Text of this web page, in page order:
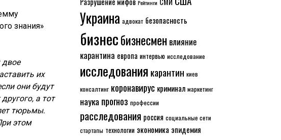
знания»
их
они будут
а тот
тюрьмы.
этом
Рейтинги
Украина адвокат безопасность
бизнесбизнесмен влияние
карантина европа интервью исследование
исследования карантин киев
консалтинг коронавирус криминал маркетинг
наука прогноз профессии
расследования россия социальные сети
стартапы технологии экономика эпидемия